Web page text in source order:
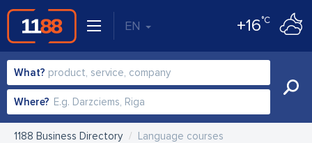
EN +16°C
What?
Where?
1188 Business Directory Language courses